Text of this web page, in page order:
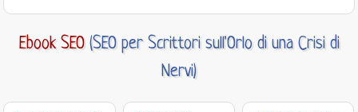
Ebook SEO(SEO per Scrittori sull'Orlo di una Crisi di
Nervi)